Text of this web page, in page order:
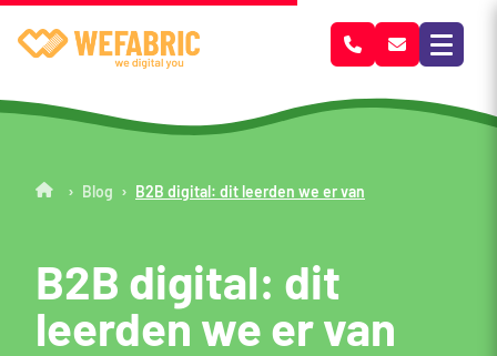
B2B digital: dit
leerden we er van
› Blog › B2B digital: dit leerden we er van